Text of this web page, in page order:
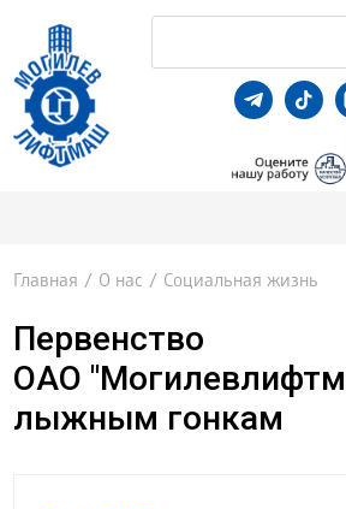
Главная / О нас / Социальная жизнь
Первенство
ОАО
лыжным гонкам